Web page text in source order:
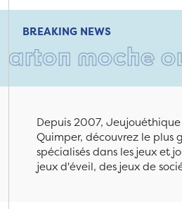
BREAKING NEWS
oui,
Depuis 2007,
Quimper, découvrez le plus
spécialisés dans les jeux et
jeux d'éveil, des jeux de